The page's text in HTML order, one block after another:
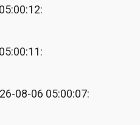
08-06 05:00:07: